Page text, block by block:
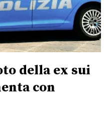
della ex sui
con